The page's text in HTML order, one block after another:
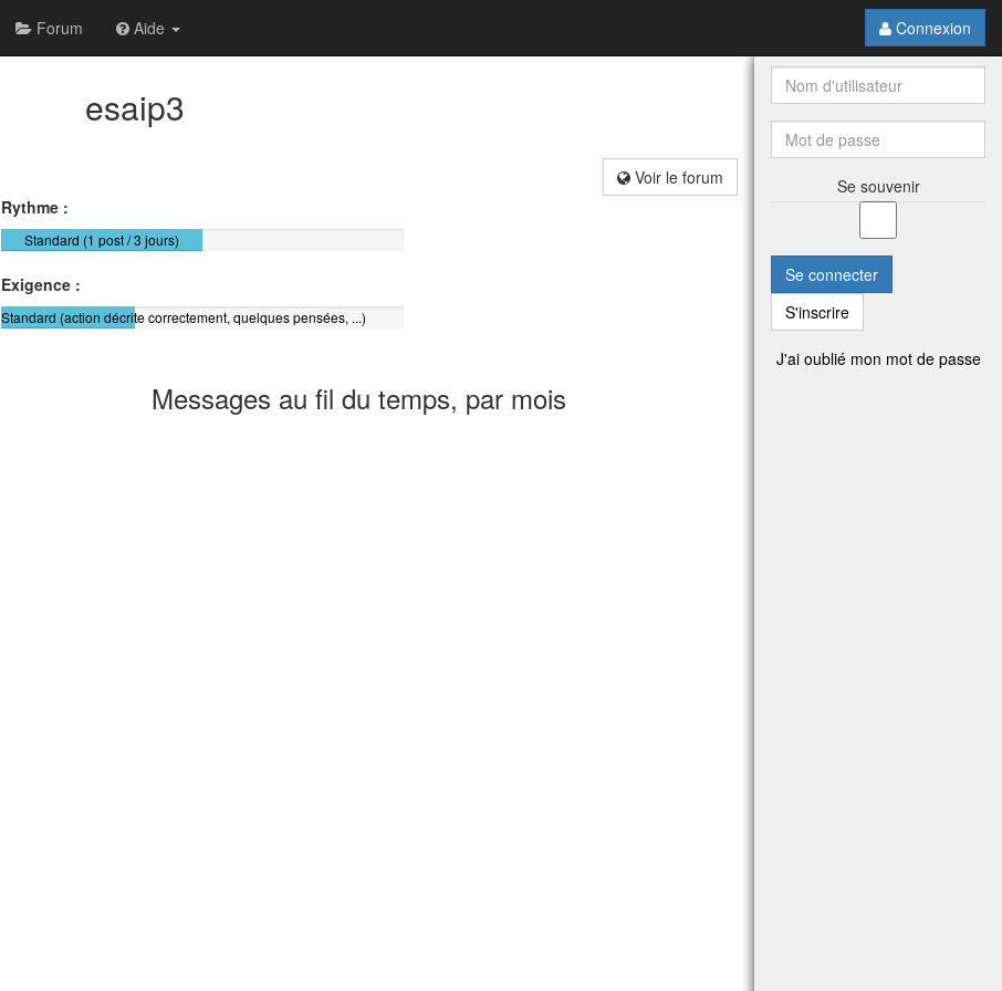
Forum Aide Connexion
esaip3
Voir le forum
Rythme :
Standard (1 post / 3 jours)
Exigence :
Standard (action décrite correctement, quelques pensées, ...)
Messages au fil du temps, par mois
Se souvenir
Se connecter
S'inscrire
J'ai oublié mon mot de passe